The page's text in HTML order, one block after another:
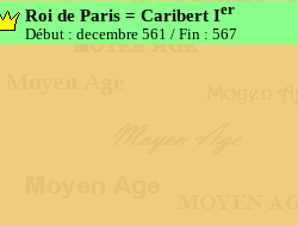
Roi de Paris = Caribert Ier
Début : decembre 561 / Fin : 567